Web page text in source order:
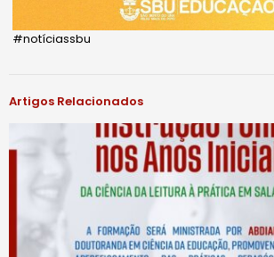
#notíciassbu
Artigos Relacionados